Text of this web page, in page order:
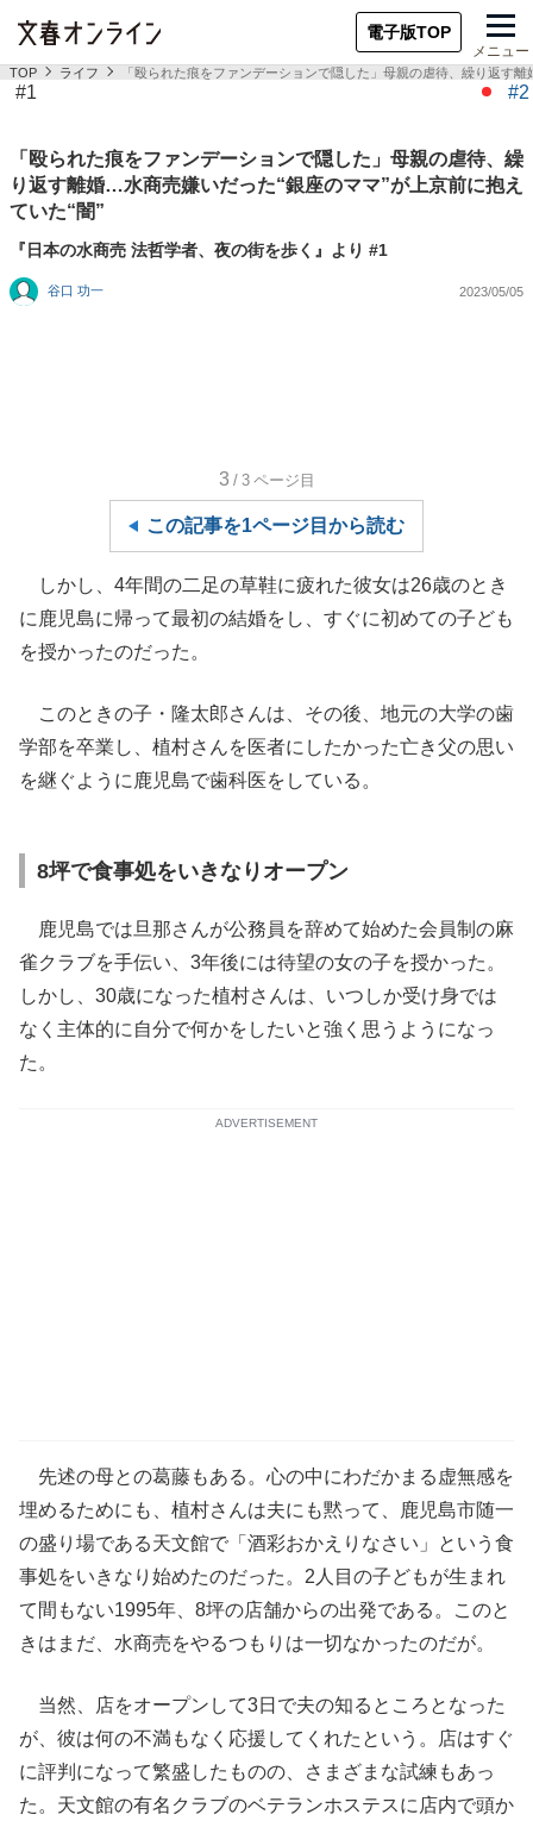
電子版TOP
メニュー
TOP ライフ 「殴られた痕をファンデーションで隠した」母親の虐待、繰り返す
#1 #2
「殴られた痕をファンデーションで隠した」母親の虐待、繰
り返す離婚…水商売嫌いだった“銀座のママ”が上京前に抱え
ていた“闇”
『日本の水商売 法哲学者、夜の街を歩く』より #1
谷口 功一 2023/05/05
3 /3 ページ目
この記事を1ページ目から読む
しかし、4年間の二足の草鞋に疲れた彼女は26歳のとき
に鹿児島に帰って最初の結婚をし、すぐに初めての子ども
を授かったのだった。
このときの子・隆太郎さんは、その後、地元の大学の歯
学部を卒業し、植村さんを医者にしたかった亡き父の思い
を継ぐように鹿児島で歯科医をしている。
8坪で食事処をいきなりオープン
鹿児島では旦那さんが公務員を辞めて始めた会員制の麻
雀クラブを手伝い、3年後には待望の女の子を授かった。
しかし、30歳になった植村さんは、いつしか受け身では
なく主体的に自分で何かをしたいと強く思うようになっ
た。
ADVERTISEMENT
先述の母との葛藤もある。心の中にわだかまる虚無感を
埋めるためにも、植村さんは夫にも黙って、鹿児島市随一
の盛り場である天文館で「酒彩おかえりなさい」という食
事処をいきなり始めたのだった。2人目の子どもが生まれ
て間もない1995年、8坪の店舗からの出発である。このと
きはまだ、水商売をやるつもりは一切なかったのだが。
当然、店をオープンして3日で夫の知るところとなった
が、彼は何の不満もなく応援してくれたという。店はすぐ
に評判になって繁盛したものの、さまざまな試練もあっ
た。天文館の有名クラブのベテランホステスに店内で頭か